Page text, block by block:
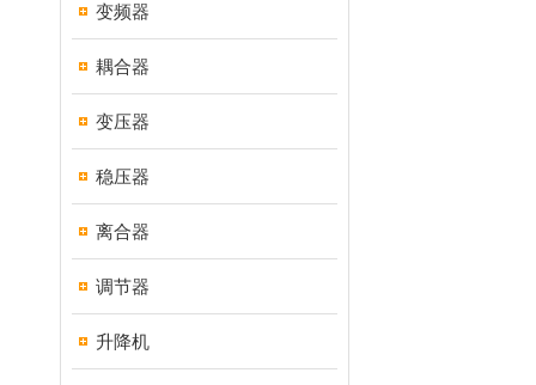
变频器
耦合器
变压器
稳压器
离合器
调节器
升降机